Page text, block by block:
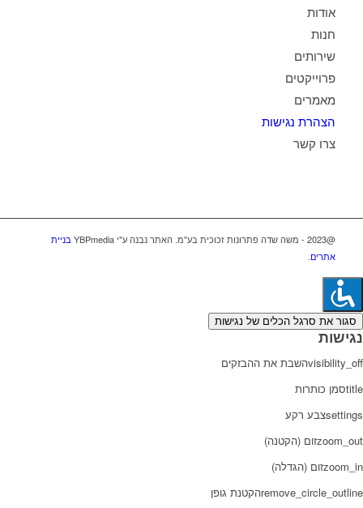
אודות
חנות
שירותים
פרוייקטים
מאמרים
הצהרת נגישות
צרו קשר
@2023 - משה שדה פתרונות זכוכית בע"מ. האתר נבנה ע"י YBPmedia
בניית
אתרים.
סגור את סרגל הכלים של נגישות
נגישות
visibility_offהשבת את ההבזקים
titleסמן כותרות
settingsצבע רקע
zoom_outזום (הקטנה)
zoom_inזום (הגדלה)
remove_circle_outlineהקטנת גופן